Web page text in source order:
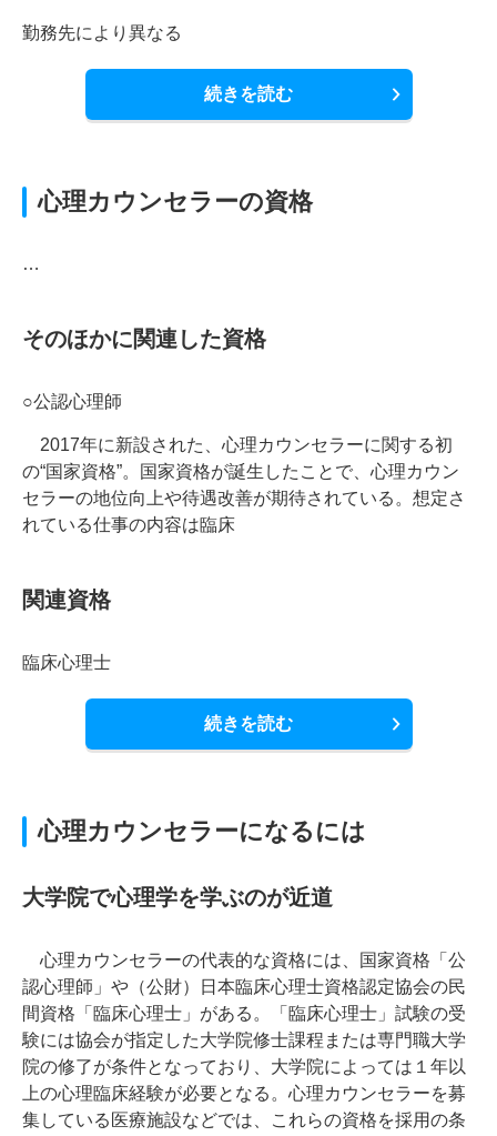
勤務先により異なる
続きを読む
心理カウンセラーの資格
…
そのほかに関連した資格
○公認心理師
2017年に新設された、心理カウンセラーに関する初
の“国家資格”。国家資格が誕生したことで、心理カウン
セラーの地位向上や待遇改善が期待されている。想定さ
れている仕事の内容は臨床
関連資格
臨床心理士
続きを読む
心理カウンセラーになるには
大学院で心理学を学ぶのが近道
心理カウンセラーの代表的な資格には、国家資格「公
認心理師」や（公財）日本臨床心理士資格認定協会の民
間資格「臨床心理士」がある。「臨床心理士」試験の受
験には協会が指定した大学院修士課程または専門職大学
院の修了が条件となっており、大学院によっては１年以
上の心理臨床経験が必要となる。心理カウンセラーを募
集している医療施設などでは、これらの資格を採用の条